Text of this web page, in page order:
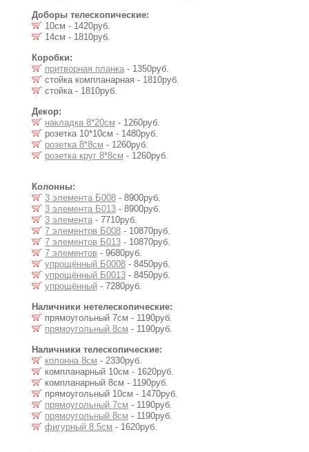
Доборы телескопические:
10см - 1420руб.
14см - 1810руб.
Коробки:
притворная планка - 1350руб.
стойка компланарная - 1810руб.
стойка - 1810руб.
Декор:
накладка 8*20см - 1260руб.
розетка 10*10см - 1480руб.
розетка 8*8см - 1260руб.
розетка круг 8*8см - 1260руб.
Колонны:
3 элемента Б008 - 8900руб.
3 элемента Б013 - 8900руб.
3 элемента - 7710руб.
7 элементов Б008 - 10870руб.
7 элементов Б013 - 10870руб.
7 элементов - 9680руб.
упрощённый Б0008 - 8450руб.
упрощённый Б0013 - 8450руб.
упрощённый - 7280руб.
Наличники нетелескопические:
прямоугольный 7см - 1190руб.
прямоугольный 8см - 1190руб.
Наличники телескопические:
колонна 8см - 2330руб.
компланарный 10см - 1620руб.
компланарный 8см - 1190руб.
прямоугольный 10см - 1470руб.
прямоугольный 7см - 1190руб.
прямоугольный 8см - 1190руб.
фигурный 8.5см - 1620руб.